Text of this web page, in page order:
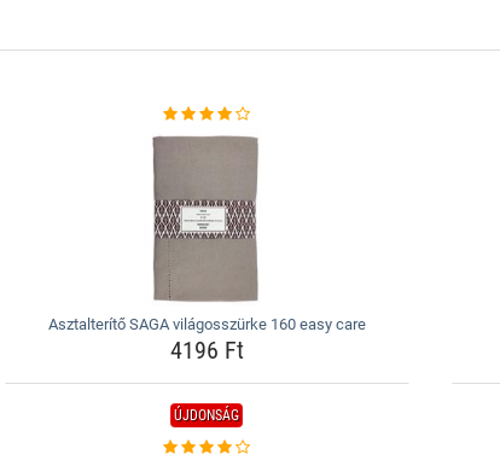
Asztalterítő SAGA világosszürke 160 easy care
4196 Ft
ÚJDONSÁG